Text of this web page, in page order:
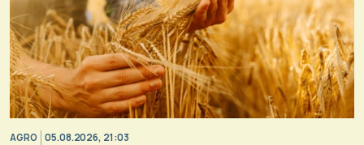
AGRO 05.08.2026, 21:03